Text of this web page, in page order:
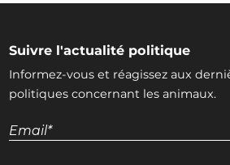
Suivre l'actualité politique
Informez-vous et réagissez aux
politiques concernant les animaux.